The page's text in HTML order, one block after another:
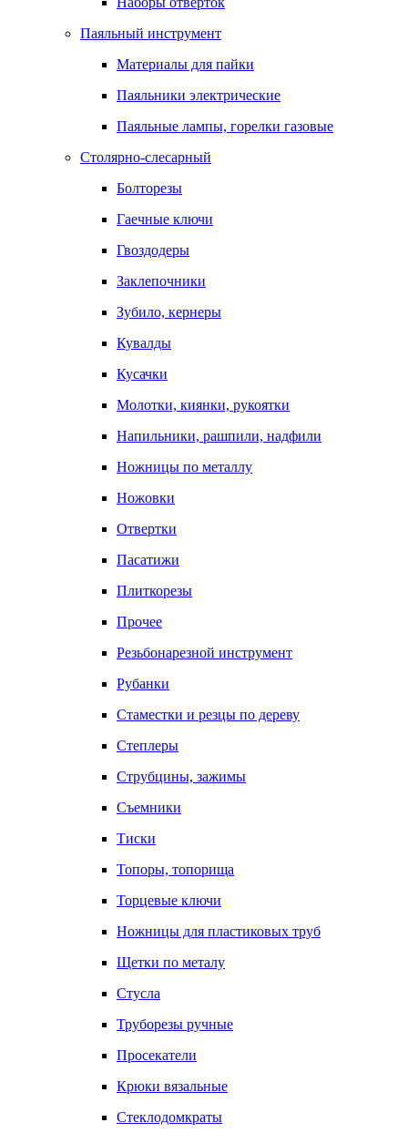
Паяльный инструмент
Материалы для пайки
Паяльники электрические
Паяльные лампы, горелки газовые
Столярно-слесарный
Болторезы
Гаечные ключи
Гвоздодеры
Заклепочники
Зубило, кернеры
Кувалды
Кусачки
Молотки, киянки, рукоятки
Напильники, рашпили, надфили
Ножницы по металлу
Ножовки
Отвертки
Пасатижи
Плиткорезы
Прочее
Резьбонарезной инструмент
Рубанки
Стаместки и резцы по дереву
Степлеры
Струбцины, зажимы
Съемники
Тиски
Топоры, топорища
Торцевые ключи
Ножницы для пластиковых труб
Щетки по металу
Стусла
Труборезы ручные
Просекатели
Крюки вязальные
Стеклодомкраты